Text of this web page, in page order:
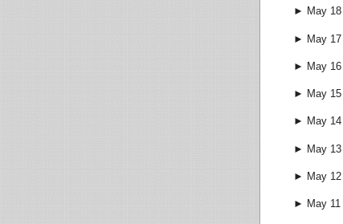
► May 18
► May 17
► May 16
► May 15
► May 14
► May 13
► May 12
► May 11